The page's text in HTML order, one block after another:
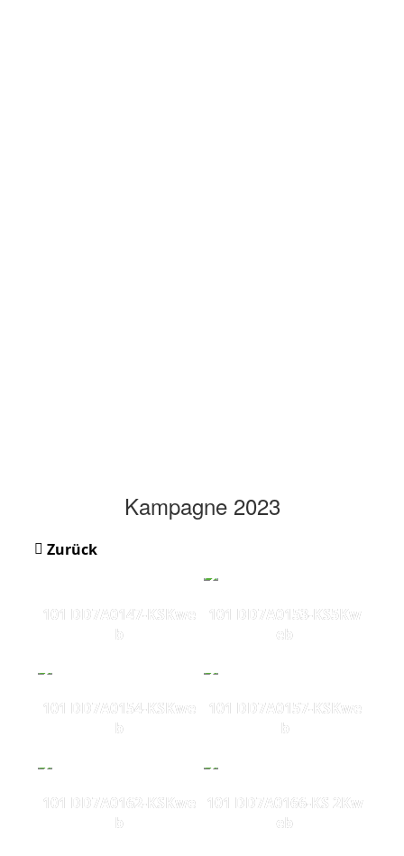
Kampagne 2023
Zurück
101 DD7A0147-KSKwe
b
101 DD7A0153-KS5Kw
eb
101 DD7A0154-KSKwe
b
101 DD7A0157-KSKwe
b
101 DD7A0162-KSKwe
b
101 DD7A0166-KS 2Kw
eb